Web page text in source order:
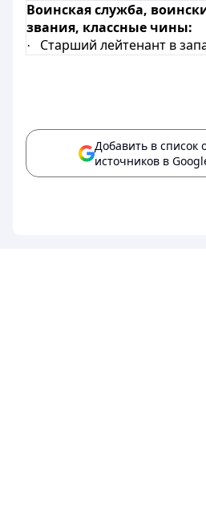
Воинская служба,
звания, классные чины:
· Старший лейтенант в
Добавить в список
источников в